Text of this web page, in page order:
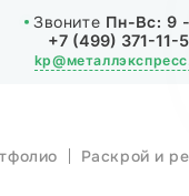
Звоните Пн-Вс: 9
+7 (499) 371-11-
МЕТАЛЛА
Раскрой и